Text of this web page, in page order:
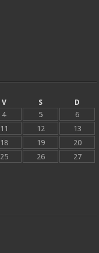
V S
D
4 5
6
11 12
13
18 19
20
25 26
27